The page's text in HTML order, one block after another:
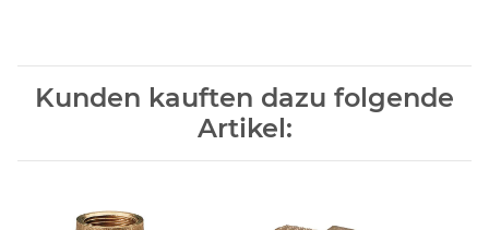
Kunden kauften dazu folgende
Artikel: